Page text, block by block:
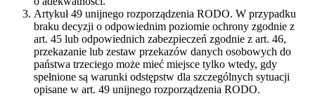
Artykuł 49 unijnego rozporządzenia RODO. W przypadku
braku decyzji o odpowiednim poziomie ochrony zgodnie z
art. 45 lub odpowiednich zabezpieczeń zgodnie z art. 46,
przekazanie lub zestaw przekazów danych osobowych do
państwa trzeciego może mieć miejsce tylko wtedy, gdy
spełnione są warunki odstępstw dla szczególnych sytuacji
opisane w art. 49 unijnego rozporządzenia RODO.